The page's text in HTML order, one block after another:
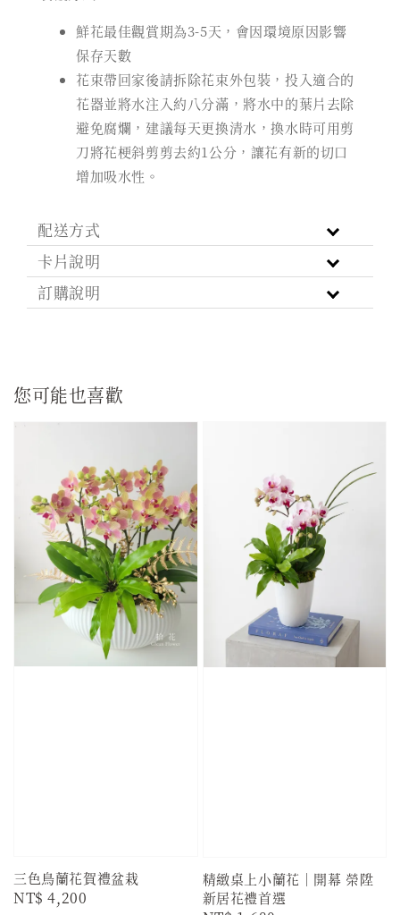
鮮花最佳觀賞期為3-5天，會因環境原因影響
保存天數
花束帶回家後請拆除花束外包裝，投入適合的
花器並將水注入約八分滿，將水中的葉片去除
避免腐爛，建議每天更換清水，換水時可用剪
刀將花梗斜剪剪去約1公分，讓花有新的切口
增加吸水性。
配送方式
卡片說明
訂購說明
您可能也喜歡
三色鳥蘭花賀禮盆栽
Regular
NT$ 4,200
精緻桌上小蘭花｜開幕 榮陞
新居花禮首選